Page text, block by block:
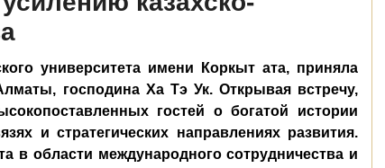
университета имени Коркыт ата, приняла
господина Ха Тэ Ук. Открывая встречу,
гостей о богатой истории
и стратегических направлениях развития.
в области международного сотрудничества и